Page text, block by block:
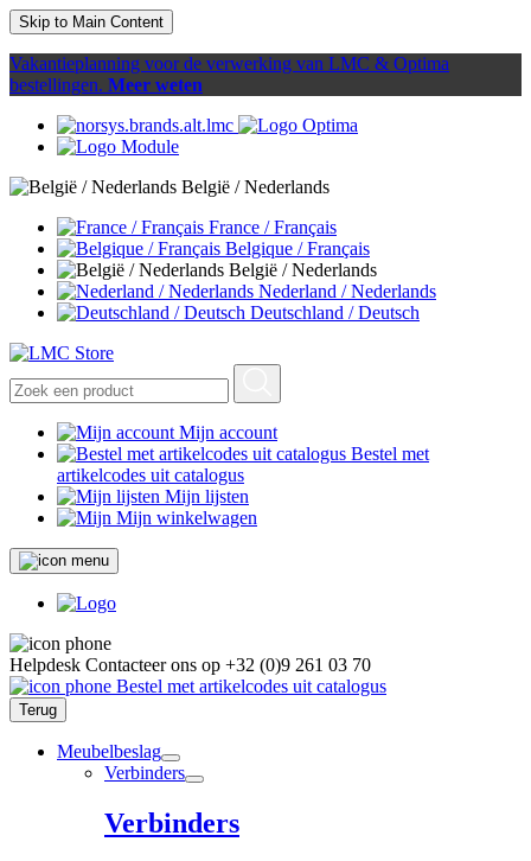
Skip to Main Content
Vakantieplanning voor de verwerking van LMC & Optima
bestellingen. Meer weten
België / Nederlands
France / Français
Belgique / Français
België / Nederlands
Nederland / Nederlands
Deutschland / Deutsch
Mijn account
Bestel met
artikelcodes uit catalogus
Mijn lijsten
Mijn winkelwagen
Helpdesk Contacteer ons op +32 (0)9 261 03 70
Bestel met artikelcodes uit catalogus
Terug
Meubelbeslag
Verbinders
Verbinders